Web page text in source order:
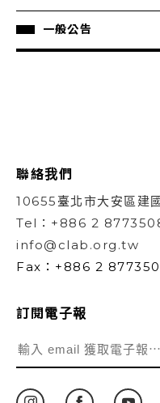
一般公告
聯絡我們
10655臺北市大安區建
Tel：+886 2
info@clab.org.tw
Fax：+886 2
訂閱電子報